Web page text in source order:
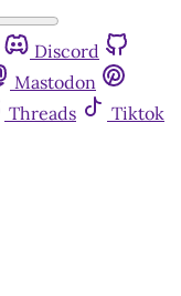
Discord
Mastodon
Threads
Tiktok